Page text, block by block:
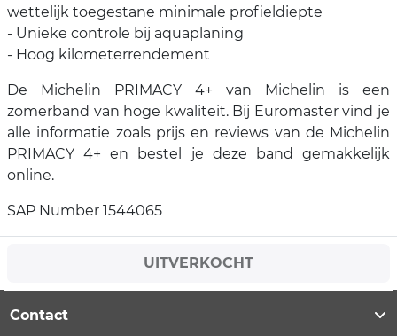
wettelijk toegestane minimale profieldiepte
- Unieke controle bij aquaplaning
- Hoog kilometerrendement
De Michelin PRIMACY 4+ van Michelin is een
zomerband van hoge kwaliteit. Bij Euromaster vind je
alle informatie zoals prijs en reviews van de Michelin
PRIMACY 4+ en bestel je deze band gemakkelijk
online.
SAP Number 1544065
UITVERKOCHT
Contact